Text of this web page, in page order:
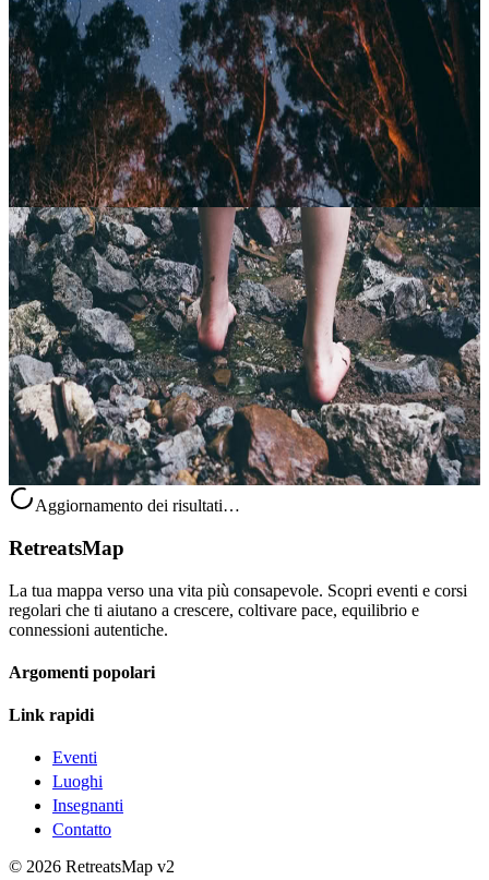
Hai sempre desiderato vivere un rituale nella sweat lodge? Questa
pratica antica offre un’esperienza di purificazione energetica
profonda, pensata per favorire un contatto più autentico con la terra
e...
Su richiesta
Contatta l'organizzatore per le date disponibili
Helvoirt, Paesi Bassi
Radica la tua voce
Ritrovare la natura come via per tornare a sé. Questo ritiro di 3
giorni propone un percorso di guarigione che unisce tradizioni
antiche, riposo profondo e un intenso lavoro interiore. AVANI crea
un a...
85,00 €
Helvoirt, Paesi Bassi
Aggiornamento dei risultati…
RetreatsMap
La tua mappa verso una vita più consapevole. Scopri eventi e corsi
regolari che ti aiutano a crescere, coltivare pace, equilibrio e
connessioni autentiche.
Argomenti popolari
Link rapidi
Eventi
Luoghi
Insegnanti
Contatto
© 2026 RetreatsMap v2